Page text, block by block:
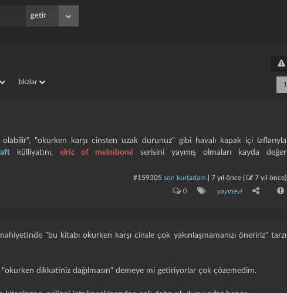
bkzlar 1
"okurken karşı cinsten uzak durunuz" gibi havalı kapak içi laflarıyla
külliyatını, elric of melniboné serisini yaymış olmaları kayda değer
#159305 son kurtadam 7 yıl önce ( 7 yıl önce)
0 yayınevi
"bu kitabı okurken karşı cinsle çok yakınlaşmamanızı öneririz" tarzı
dikkatiniz dağılmasın" demeye mi getiriyorlar çok çözemedim.